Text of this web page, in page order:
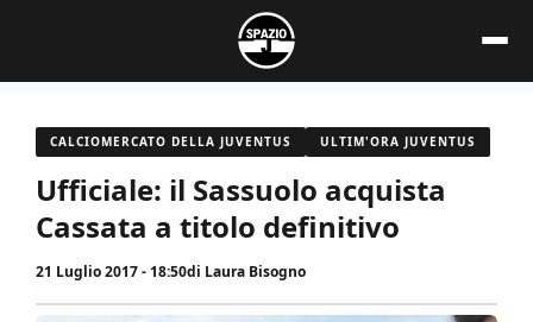
contenuto
CALCIOMERCATO DELLA JUVENTUS ULTIM'ORA JUVENTUS
Ufficiale: il Sassuolo acquista
Cassata a titolo definitivo
21 Luglio 2017 - 18:50di Laura Bisogno